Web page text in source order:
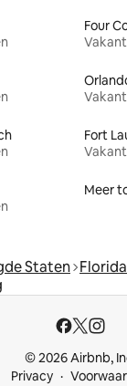
Four
Fort
Meer
Staten Florida
© 2026 Airbnb,
Privacy